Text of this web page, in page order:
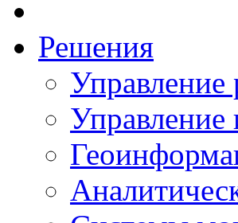
Решения
Управление